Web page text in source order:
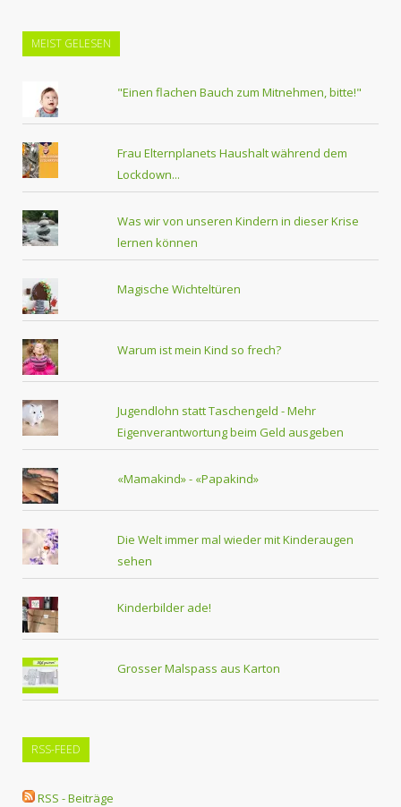
MEIST GELESEN
"Einen flachen Bauch zum Mitnehmen, bitte!"
Frau Elternplanets Haushalt während dem
Lockdown...
Was wir von unseren Kindern in dieser Krise
lernen können
Magische Wichteltüren
Warum ist mein Kind so frech?
Jugendlohn statt Taschengeld - Mehr
Eigenverantwortung beim Geld ausgeben
«Mamakind» - «Papakind»
Die Welt immer mal wieder mit Kinderaugen
sehen
Kinderbilder ade!
Grosser Malspass aus Karton
RSS-FEED
RSS - Beiträge